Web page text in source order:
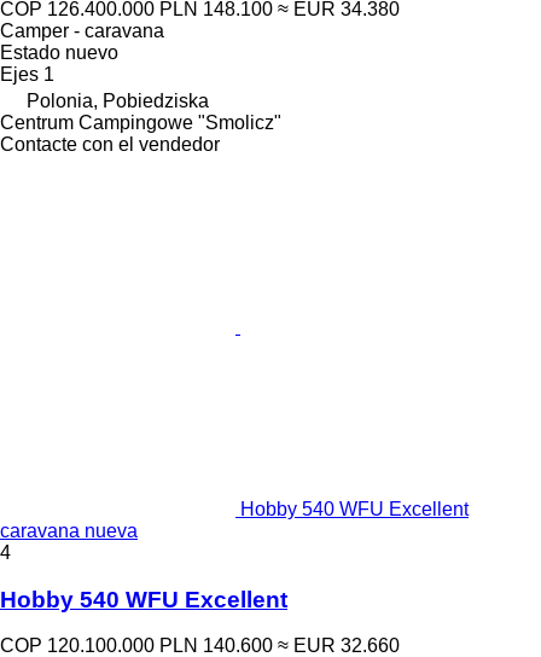
COP 126.400.000 PLN 148.100 ≈ EUR 34.380
Camper - caravana
Estado nuevo
Ejes 1
Polonia, Pobiedziska
Centrum Campingowe "Smolicz"
Contacte con el vendedor
Hobby 540 WFU Excellent
caravana nueva
4
Hobby 540 WFU Excellent
COP 120.100.000 PLN 140.600 ≈ EUR 32.660